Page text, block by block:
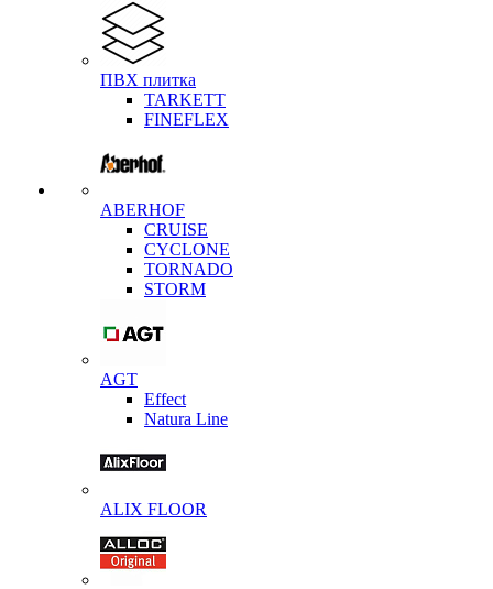
ПВХ плитка
TARKETT
FINEFLEX
ABERHOF
CRUISE
CYCLONE
TORNADO
STORM
AGT
Effect
Natura Line
ALIX FLOOR